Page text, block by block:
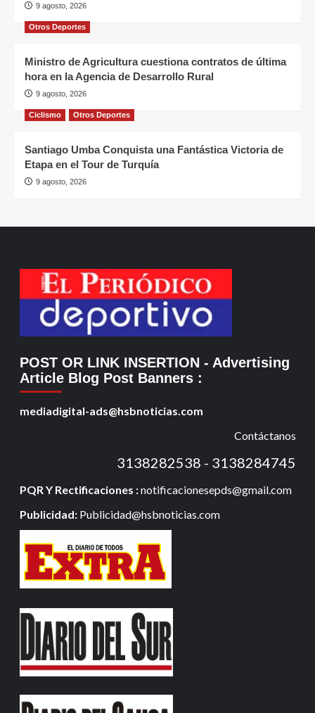
9 agosto, 2026
Otros Deportes
Ministro de Agricultura cuestiona contratos de última
hora en la Agencia de Desarrollo Rural
9 agosto, 2026
Ciclismo Otros Deportes
Santiago Umba Conquista una Fantástica Victoria de
Etapa en el Tour de Turquía
9 agosto, 2026
POST OR LINK INSERTION - Advertising
Article Blog Post Banners :
mediadigital-ads@hsbnoticias.com
Contáctanos
3138282538 - 3138284745
PQR Y Rectificaciones :notificacionesepds@gmail.com
Publicidad: Publicidad@hsbnoticias.com